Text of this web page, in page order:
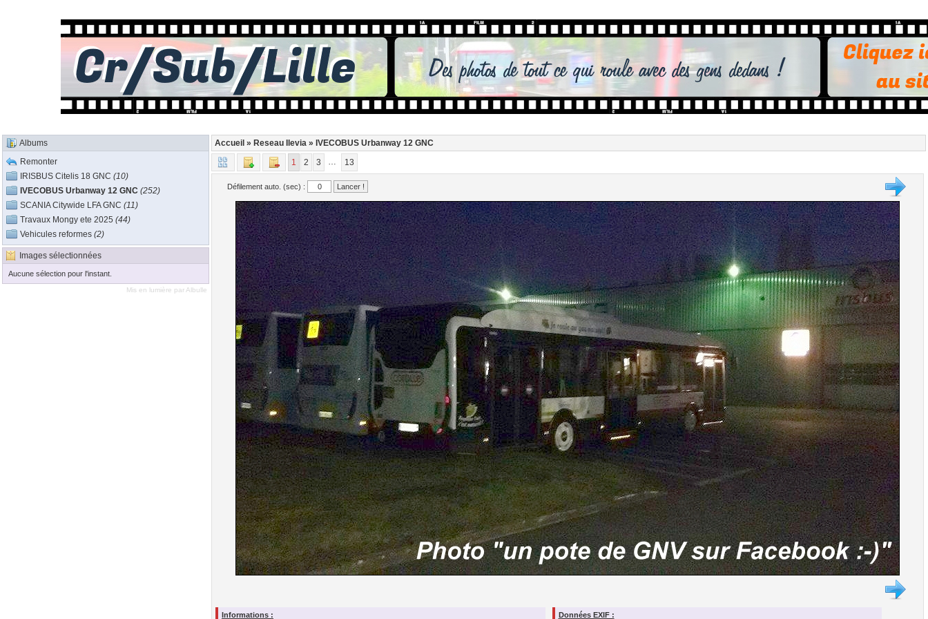
Accueil » Reseau Ilevia » IVECOBUS Urbanway 12 GNC
1
2 3 … 13
Informations : Données EXIF :
Défilement auto. (sec) :
Albums
Remonter
IRISBUS Citelis 18 GNC (10)
IVECOBUS Urbanway 12 GNC (252)
SCANIA Citywide LFA GNC (11)
Travaux Mongy ete 2025 (44)
Vehicules reformes (2)
Images sélectionnées
Aucune sélection pour l'instant.
Mis en lumière par Albulle